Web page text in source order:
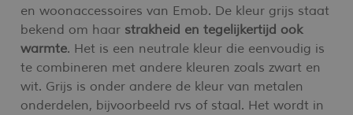
en woonaccessoires van Emob. De kleur grijs staat
bekend om haar strakheid en tegelijkertijd ook
warmte. Het is een neutrale kleur die eenvoudig is
te combineren met andere kleuren zoals zwart en
wit. Grijs is onder andere de kleur van metalen
onderdelen, bijvoorbeeld rvs of staal. Het wordt in